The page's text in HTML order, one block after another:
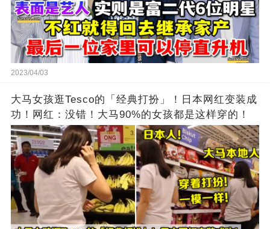
2023/04/03
大马女孩逛Tesco的「经典打扮」！日本网红变装成
功！网红：没错！大马90%的女孩都是这样穿的！